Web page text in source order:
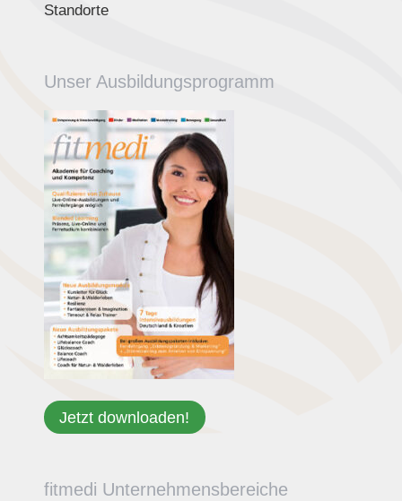
Standorte
Unser Ausbildungsprogramm
Jetzt downloaden!
fitmedi Unternehmensbereiche